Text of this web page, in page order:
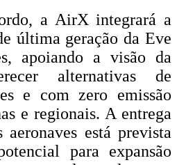
a AirX integrará a
última geração da Eve
apoiando a visão da
alternativas de
e com zero emissão
e regionais. A entrega
está prevista
para expansão